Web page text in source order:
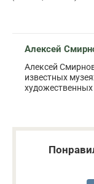
Алексей
Алексей
известных